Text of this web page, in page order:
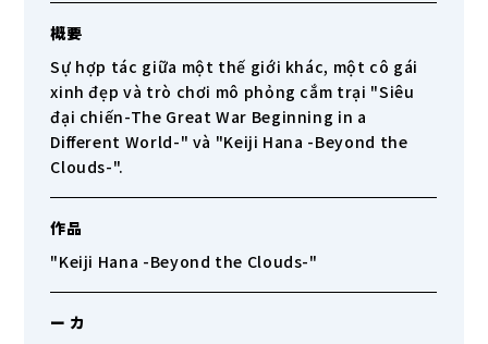
概要
Sự hợp tác giữa một thế giới khác, một cô gái
xinh đẹp và trò chơi mô phỏng cắm trại "Siêu
đại chiến-The Great War Beginning in a
Different World-" và "Keiji Hana -Beyond the
Clouds-".
作品
"Keiji Hana -Beyond the Clouds-"
ー カ